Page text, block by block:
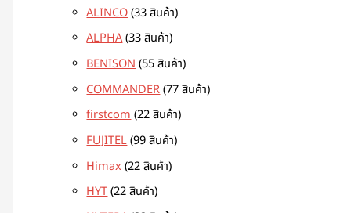
ALINCO 33 สินค้า
ALPHA 33 สินค้า
BENISON 55 สินค้า
COMMANDER 77 สินค้า
firstcom 22 สินค้า
FUJITEL 99 สินค้า
Himax 22 สินค้า
HYT 22 สินค้า